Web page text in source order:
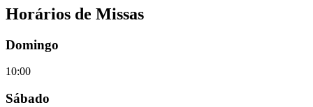
Horários de Missas
Domingo
10:00
Sábado